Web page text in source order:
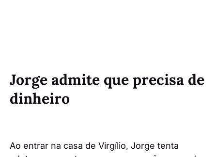
Jorge admite que precisa de
dinheiro
Ao entrar na casa de Virgílio, Jorge tenta